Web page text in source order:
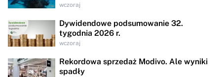
wczoraj
Dywidendowe podsumowanie 32.
tygodnia 2026 r.
wczoraj
Rekordowa sprzedaż Modivo. Ale wyniki
spadły